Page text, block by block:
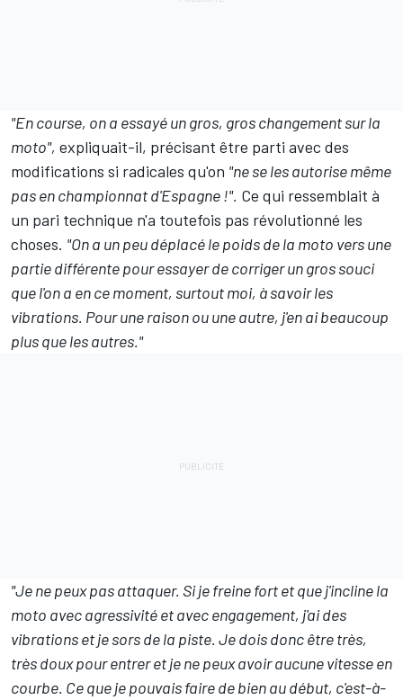
"En course, on a essayé un gros, gros changement sur la
moto", expliquait-il, précisant être parti avec des
modifications si radicales qu'on "ne se les autorise même
pas en championnat d'Espagne !". Ce qui ressemblait à
un pari technique n'a toutefois pas révolutionné les
choses. "On a un peu déplacé le poids de la moto vers une
partie différente pour essayer de corriger un gros souci
que l'on a en ce moment, surtout moi, à savoir les
vibrations. Pour une raison ou une autre, j'en ai beaucoup
plus que les autres."
"Je ne peux pas attaquer. Si je freine fort et que j'incline la
moto avec agressivité et avec engagement, j'ai des
vibrations et je sors de la piste. Je dois donc être très,
très doux pour entrer et je ne peux avoir aucune vitesse en
courbe. Ce que je pouvais faire de bien au début, c'est-à-